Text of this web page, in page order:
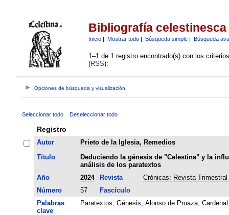
Bibliografía celestinesca
Inicio| Mostrar todo| Búsqueda simple| Búsqueda
1–1 de 1 registro encontrado(s) con los
(RSS):
Opciones de búsqueda y visualización
Seleccionar todo Deseleccionar todo
Registro
Autor
Prieto de la Iglesia, Remedios
Título
Deduciendo la génesis de "Celestina" y la
análisis de los paratextos
Año
2024 Revista
Crónicas: Revista
Número
57
Fascículo
Palabras
clave
Paratextos; Génesis; Alonso de Proaza;